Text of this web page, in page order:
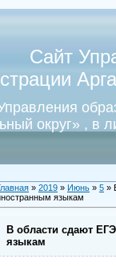
Сайт
округ» , в
» 2019 » Июнь » 5 »
языкам
В области сдают
языкам